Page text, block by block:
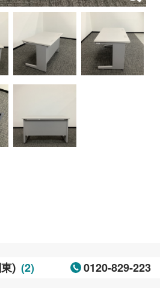
) (2) 0120-829-223